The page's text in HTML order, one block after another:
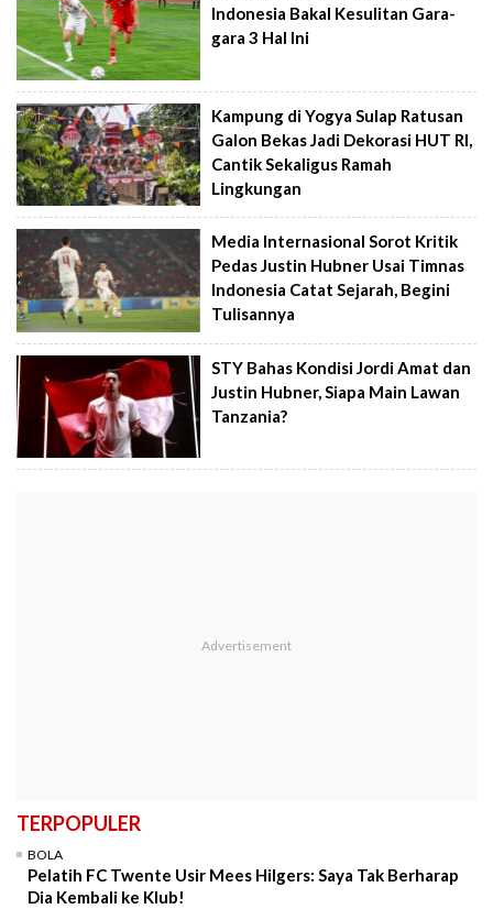
Indonesia Bakal Kesulitan Gara-
gara 3 Hal Ini
Kampung di Yogya Sulap Ratusan
Galon Bekas Jadi Dekorasi HUT RI,
Cantik Sekaligus Ramah
Lingkungan
Media Internasional Sorot Kritik
Pedas Justin Hubner Usai Timnas
Indonesia Catat Sejarah, Begini
Tulisannya
STY Bahas Kondisi Jordi Amat dan
Justin Hubner, Siapa Main Lawan
Tanzania?
TERPOPULER
BOLA
Pelatih FC Twente Usir Mees Hilgers: Saya Tak Berharap
Dia Kembali ke Klub!